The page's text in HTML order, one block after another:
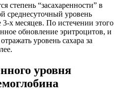
степень “засахаренности” в
среднесуточный уровень
х месяцев. По истечении этого
обновление эритроцитов, и
уровень сахара за
уровня